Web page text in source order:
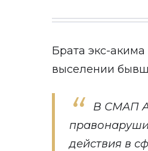
Брата экс-
выселении
В СМАП
действия в